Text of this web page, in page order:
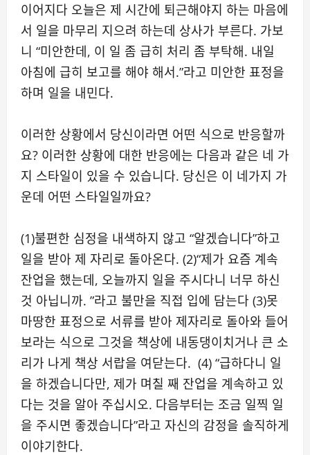
이어지다 오늘은 제 시간에 퇴근해야지 하는 마음에
서 일을 마무리 지으려 하는데 상사가 부른다. 가보
니 “미안한데, 이 일 좀 급히 처리 좀 부탁해. 내일
아침에 급히 보고를 해야 해서.”라고 미안한 표정을
하며 일을 내민다.
이러한 상황에서 당신이라면 어떤 식으로 반응할까
요? 이러한 상황에 대한 반응에는 다음과 같은 네 가
지 스타일이 있을 수 있습니다. 당신은 이 네가지 가
운데 어떤 스타일일까요?
(1)불편한 심정을 내색하지 않고 “알겠습니다”하고
일을 받아 제 자리로 돌아온다. (2)“제가 요즘 계속
잔업을 했는데, 오늘까지 일을 주시다니 너무 하신
것 아닙니까. ”라고 불만을 직접 입에 담는다 (3)못
마땅한 표정으로 서류를 받아 제자리로 돌아와 들어
보라는 식으로 그것을 책상에 내동댕이치거나 큰 소
리가 나게 책상 서랍을 여닫는다. (4) “급하다니 일
을 하겠습니다만, 제가 며칠 째 잔업을 계속하고 있
다는 것을 알아 주십시오. 다음부터는 조금 일찍 일
을 주시면 좋겠습니다”라고 자신의 감정을 솔직하게
이야기한다.